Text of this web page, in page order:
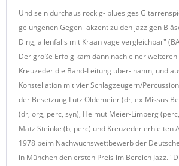
Und sein durchaus rockig- bluesiges
gelungenen Gegen- akzent zu den jazzigen
Ding, allenfalls mit Kraan vage vergleichbar"
Der große Erfolg kam dann nach einer
Kreuzeder die Band-Leitung über- nahm, und
Konstellation mit vier Schlagzeugern/
der Besetzung Lutz Oldemeier (dr, ex-Missus
(dr, org, perc, syn), Helmut Meier-Limberg
Matz Steinke (b, perc) und Kreuzeder erhielten
1978 beim Nachwuchswettbewerb der
in München den ersten Preis im Bereich Jazz.